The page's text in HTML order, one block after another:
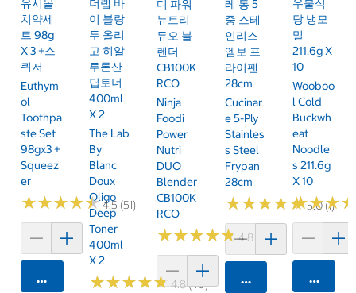
유시몰
치약세
트 98g
X 3 +스
퀴저
Euthym
Ol
Toothpa
Ste Set
98gx3 +
Squeez
Er
★★★★★
★★★★★4.5 (51)
카트에 담기
더랩 바
이 블랑
두 올리
고 히알
루론산
딥토너
400ml
X 2
The Lab
By
Blanc
Doux
Oligo
Deep
Toner
400ml
X 2
★★★★★
★★★★★4.8 (40)
디 파워
뉴트리
듀오 블
렌더
CB100K
RCO
Ninja
Foodi
Power
Nutri
DUO
Blender
CB100K
RCO
★★★★★
★★★★★4.8 (250)
레 통 5
중 스테
인리스
엠보 프
라이팬
28cm
Cucinar
E 5-Ply
Stainles
S Steel
Frypan
28cm
★★★★★
★★★★★5.0 (1)
카트에 담기
우불식
당 냉모
밀
211.6g X
10
Wooboo
L Cold
Buckwh
Eat
Noodle
S 211.6g
X 10
★★★
★★★
카트에